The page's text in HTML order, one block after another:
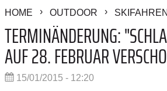
HOME OUTDOOR SKIFAHREN
TERMINÄNDERUNG:
AUF 28. FEBRUAR
15/01/2015 - 12:20